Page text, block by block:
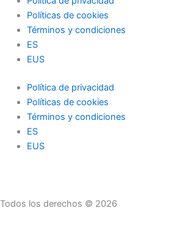
Políticas de cookies
Términos y condiciones
ES
EUS
Política de privacidad
Políticas de cookies
Términos y condiciones
ES
EUS
Todos los derechos © 2026